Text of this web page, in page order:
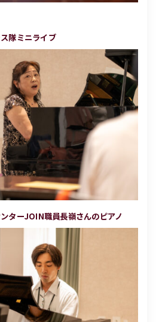
隊ミニライブ
ターJOIN職員長嶺さんのピアノ